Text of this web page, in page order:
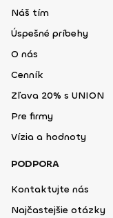
Náš tím
Úspešné príbehy
O nás
Cenník
Zľava 20% s UNION
Pre firmy
Vízia a hodnoty
PODPORA
Kontaktujte nás
Najčastejšie otázky